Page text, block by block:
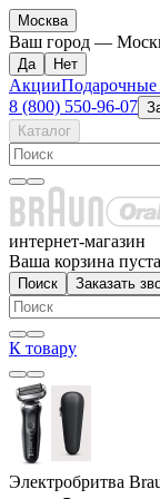
Москва
Ваш город —
АкцииПодарочные
8 (800) 550-96-07
Каталог
интернет-магазин
Ваша корзина пуста
Поиск Заказать
К товару
Электробритва